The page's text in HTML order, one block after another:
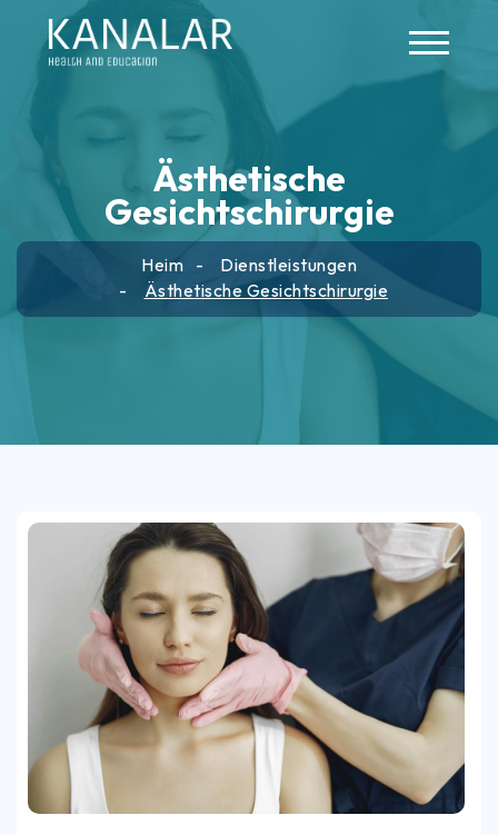
Skip to main content
Ästhetische
Gesichtschirurgie
Heim
Dienstleistungen
Ästhetische Gesichtschirurgie